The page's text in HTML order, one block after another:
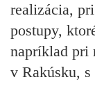
realizácia,
postupy,
napríklad pri
v Rakúsku,